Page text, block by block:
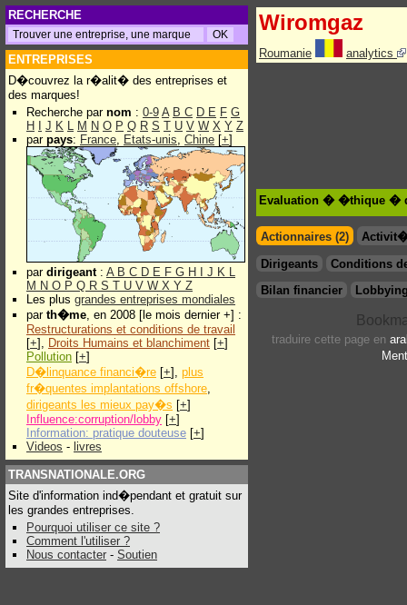
RECHERCHE
ENTREPRISES
D�couvrez la r�alit� des entreprises et
des marques!
Recherche par nom : 0-9 A B C D E F G
H
J K L M N O P Q R S T U V W X Y Z
par pays: France, Etats-unis, Chine [+]
par dirigeant: A B C D E F G H J K L
M N O P Q R S T U V W X Y Z
Les plus grandes entreprises mondiales
par th�me, en 2008 [le mois dernier +] :
Restructurations et conditions de travail
[+], Droits Humains et blanchiment [+]
Pollution [+]
D�linquance financi�re [+], plus
fr�quentes implantations offshore,
dirigeants les mieux pay�s [+]
Influence:corruption/lobby [+]
Information: pratique douteuse [+]
Videos - livres
TRANSNATIONALE.ORG
Site d'information ind�pendant et gratuit sur
les grandes entreprises.
Pourquoi utiliser ce site ?
Comment l'utiliser ?
Nous contacter - Soutien
Wiromgaz
Roumanie analytics
Evaluation � �thique �
Actionnaires (2)
Dirigeants
Conditions
Bilan financier
traduire cette page en